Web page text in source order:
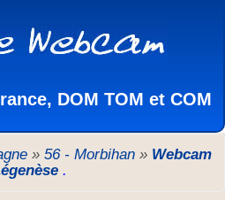
DOM TOM et COM
» 56 - Morbihan » Webcam
.